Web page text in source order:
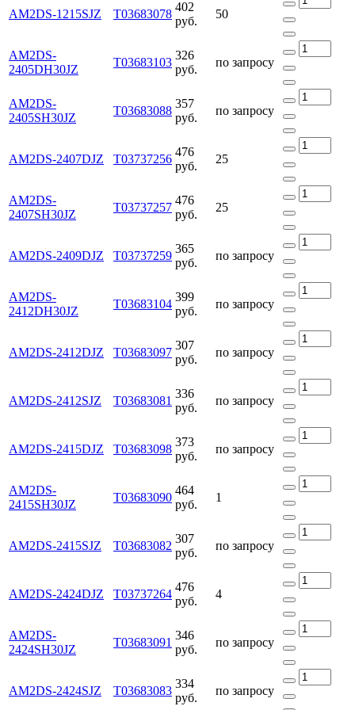
AM2DS-1215SJZ Т03683078
402
руб.
50
AM2DS-
2405DH30JZ
Т03683103
326
руб.
по запросу
AM2DS-
2405SH30JZ
Т03683088
357
руб.
по запросу
AM2DS-2407DJZ Т03737256
476
руб.
25
AM2DS-
2407SH30JZ
Т03737257
476
руб.
25
AM2DS-2409DJZ Т03737259
365
руб.
по запросу
AM2DS-
2412DH30JZ
Т03683104
399
руб.
по запросу
AM2DS-2412DJZ Т03683097
307
руб.
по запросу
AM2DS-2412SJZ Т03683081
336
руб.
по запросу
AM2DS-2415DJZ Т03683098
373
руб.
по запросу
AM2DS-
2415SH30JZ
Т03683090
464
руб.
1
AM2DS-2415SJZ Т03683082
307
руб.
по запросу
AM2DS-2424DJZ Т03737264
476
руб.
4
AM2DS-
2424SH30JZ
Т03683091
346
руб.
по запросу
AM2DS-2424SJZ Т03683083
334
руб.
по запросу